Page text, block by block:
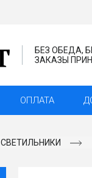
БЕЗ ОБЕДА,
ЗАКАЗЫ
ОПЛАТА
СВЕТИЛЬНИКИ